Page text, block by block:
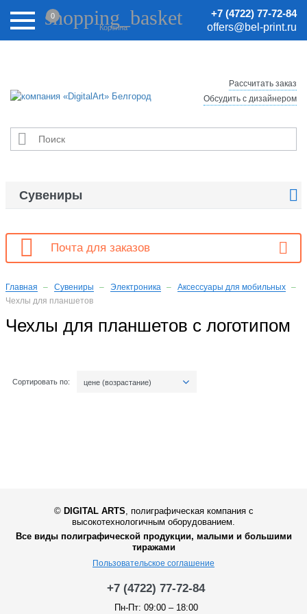
Внимание! Цены на сайте могут быть неактуальными.
Актуальные цены уточняйте у менеджеров.
+7 (4722) 77-72-84
offers@bel-print.ru
shopping_basket
Корзина
0

Рассчитать заказ
Обсудить с дизайнером
Сувениры 
 Почта для заказов
Главная Сувениры Электроника
Аксессуары для мобильных
Чехлы для планшетов
Чехлы для планшетов с логотипом
Сортировать по: цене (возрастание)
© DIGITAL ARTS
полиграфическая компания с
высокотехнологичным оборудованием.
Все виды полиграфической продукции, малыми и большими
тиражами
Пользовательское соглашение
+7 (4722) 77-72-84
Пн-Пт: 09:00 – 18:00